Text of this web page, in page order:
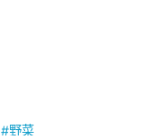
#野菜